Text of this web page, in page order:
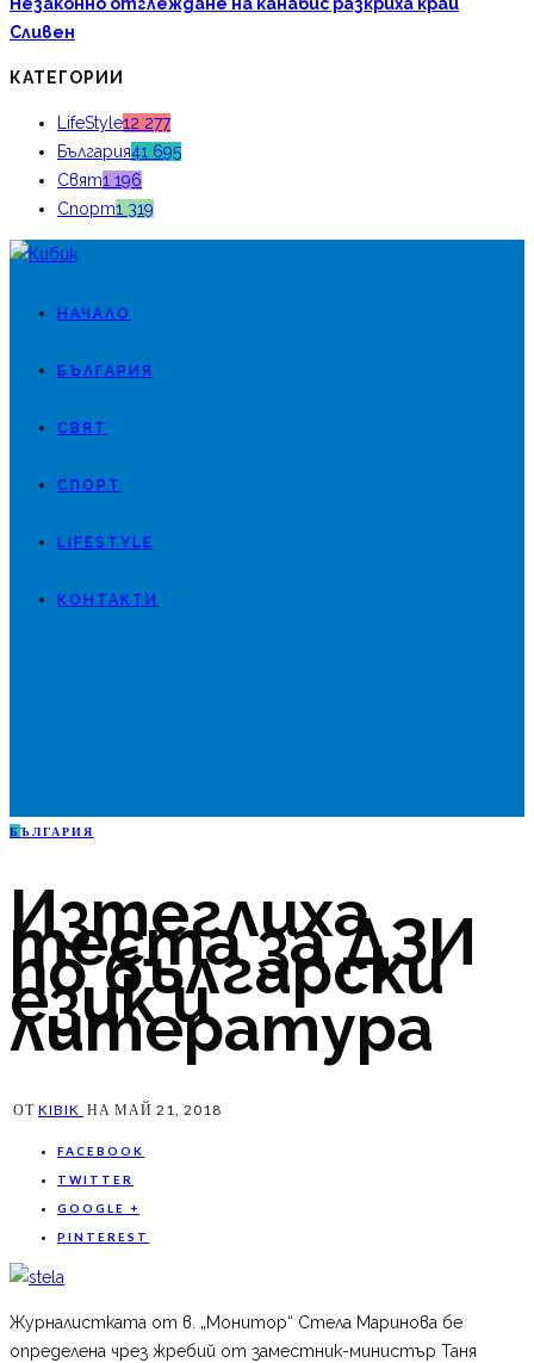
Сливен
КАТЕГОРИИ
LifeStyle12 277
България41 695
Свят1 196
Спорт1 319
НАЧАЛО
БЪЛГАРИЯ
СВЯТ
СПОРТ
LIFESTYLE
КОНТАКТИ
Б ЪЛГАРИЯ
Изтеглиха
теста за ДЗИ
по български
език и
литература
ОТ KIBIK НА МАЙ 21, 2018
FACEBOOK
TWITTER
GOOGLE +
PINTEREST
Журналистката от в. „Монитор“ Стела Маринова бе
определена чрез жребий от заместник-министър Таня